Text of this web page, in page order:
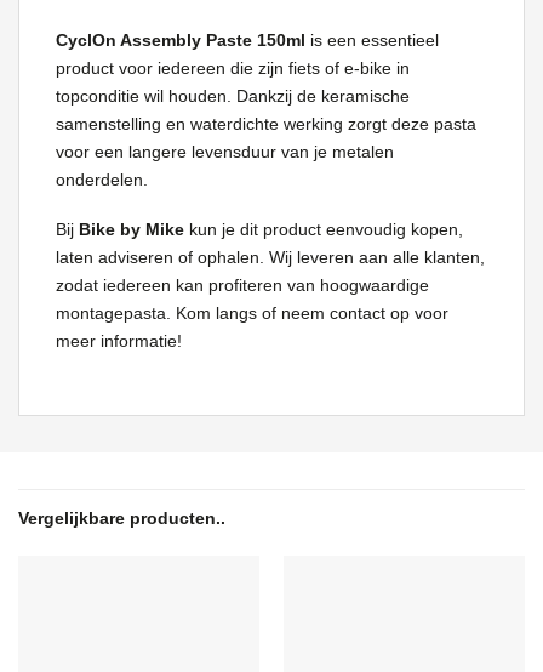
CyclOn Assembly Paste 150ml is een essentieel
product voor iedereen die zijn fiets of e-bike in
topconditie wil houden. Dankzij de keramische
samenstelling en waterdichte werking zorgt deze pasta
voor een langere levensduur van je metalen
onderdelen.
Bij Bike by Mike kun je dit product eenvoudig kopen,
laten adviseren of ophalen. Wij leveren aan alle klanten,
zodat iedereen kan profiteren van hoogwaardige
montagepasta. Kom langs of neem contact op voor
meer informatie!
Vergelijkbare producten..